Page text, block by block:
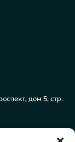
дом 5, стр.